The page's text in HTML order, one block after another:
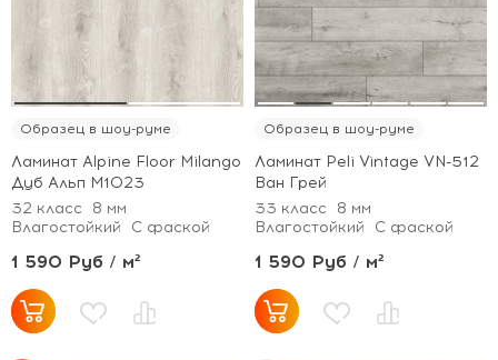
Образец в шоу-руме
Ламинат Alpine Floor Milango
Дуб Альп М1023
32 класс
8 мм
Влагостойкий
С фаской
1 590 Руб / м²
Образец в шоу-руме
Ламинат Peli Vintage VN-512
Ван Грей
33 класс
8 мм
Влагостойкий
С фаской
1 590 Руб / м²